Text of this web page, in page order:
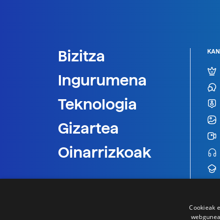
Bizitza
Ingurumena
Teknologia
Gizartea
Oinarrizkoak
Cookieak